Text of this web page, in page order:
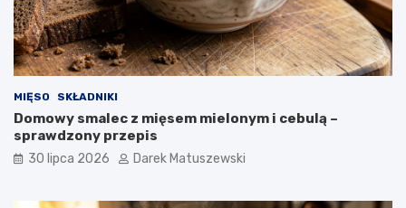
MIĘSO SKŁADNIKI
Domowy smalec z mięsem mielonym i cebulą –
sprawdzony przepis
30 lipca 2026 Darek Matuszewski